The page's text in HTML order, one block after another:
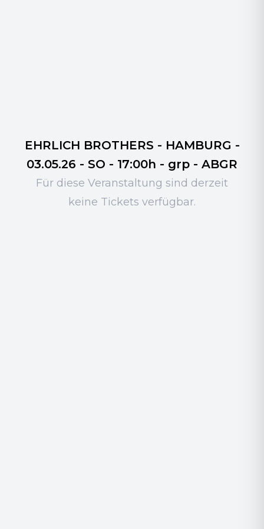
EHRLICH BROTHERS - HAMBURG -
03.05.26 - SO - 17:00h - grp - ABGR
Für diese Veranstaltung sind derzeit
keine Tickets verfügbar.